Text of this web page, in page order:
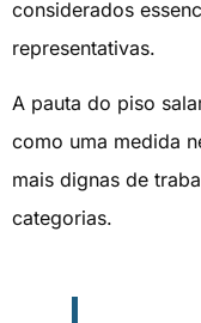
considerados
representativas.
A pauta do piso
como uma medida
mais dignas de
categorias.